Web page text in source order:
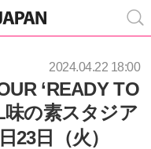
2024.04.22 18:00
‘READY TO
味の素スタジア
23日（火）